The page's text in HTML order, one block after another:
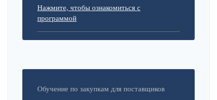
Нажмите, чтобы ознакомиться с
программой
Обучение по закупкам для поставщиков